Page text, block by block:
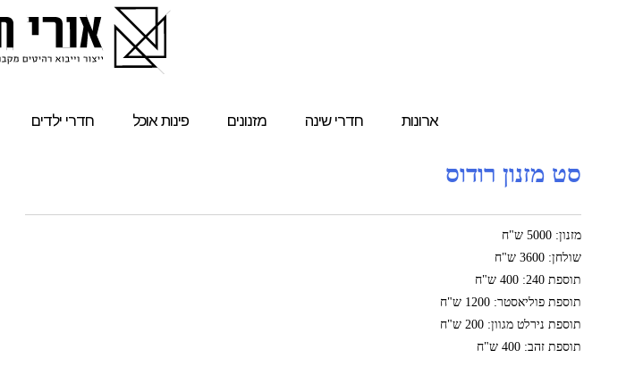
ארונות חדרי שינה מזנונים פינות אוכל חדרי ילדים
סט מזנון רודוס
מזנון: 5000 ש"ח
שולחן: 3600 ש"ח
תוספת 240: 400 ש"ח
תוספת פוליאסטר: 1200 ש"ח
תוספת נירלט מגוון: 200 ש"ח
תוספת זהב: 400 ש"ח